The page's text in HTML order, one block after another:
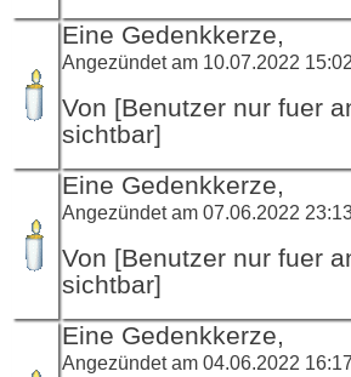
Eine Gedenkkerze,
Angezündet am 10.07.2022
Von [Benutzer nur fuer
sichtbar]
Eine Gedenkkerze,
Angezündet am 07.06.2022
Von [Benutzer nur fuer
sichtbar]
Eine Gedenkkerze,
Angezündet am 04.06.2022